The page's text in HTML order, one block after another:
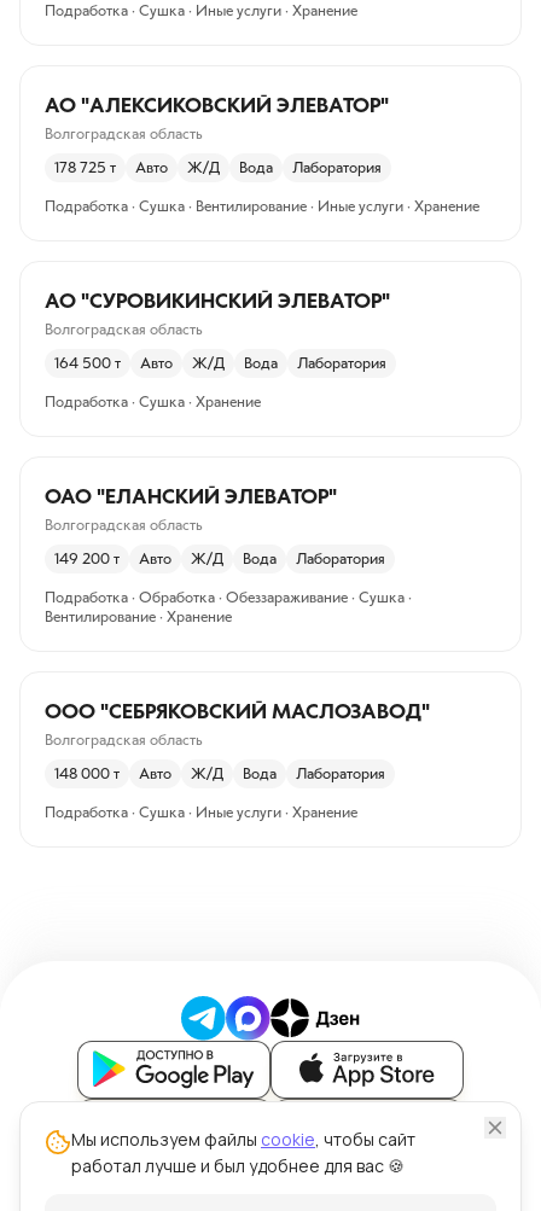
Мы используем файлы cookie, чтобы сайт
работал лучше и был удобнее для вас 🍪
Подработка · Сушка · Иные услуги · Хранение
АО "АЛЕКСИКОВСКИЙ ЭЛЕВАТОР"
Волгоградская область
178 725 т Авто Ж/Д Вода Лаборатория
Подработка · Сушка · Вентилирование · Иные услуги · Хранение
АО "СУРОВИКИНСКИЙ ЭЛЕВАТОР"
Волгоградская область
164 500 т Авто Ж/Д Вода Лаборатория
Подработка · Сушка · Хранение
ОАО "ЕЛАНСКИЙ ЭЛЕВАТОР"
Волгоградская область
149 200 т Авто Ж/Д Вода Лаборатория
Подработка · Обработка · Обеззараживание · Сушка ·
Вентилирование · Хранение
ООО "СЕБРЯКОВСКИЙ МАСЛОЗАВОД"
Волгоградская область
148 000 т Авто Ж/Д Вода Лаборатория
Подработка · Сушка · Иные услуги · Хранение
Блог
Политика обработки персональных данных